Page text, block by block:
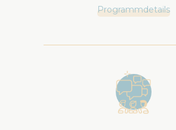
Programmdetails